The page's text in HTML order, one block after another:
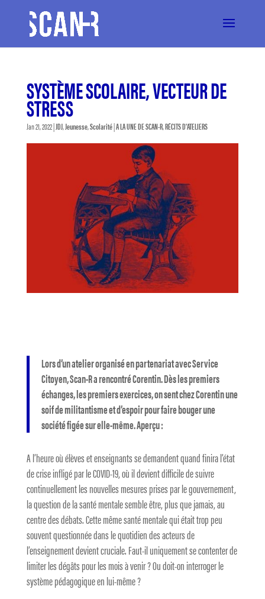
SYSTÈME SCOLAIRE, VECTEUR DE
STRESS
Jan 21, 2022|JDJ,Jeunesse,Scolarité|A LA UNE DE SCAN-R,RÉCITS D'ATELIERS
Lors d’un atelier organisé en partenariat avec Service
Citoyen, Scan-R a rencontré Corentin. Dès les premiers
échanges, les premiers exercices, on sent chez Corentin une
soif de militantisme et d’espoir pour faire bouger une
société figée sur elle-même. Aperçu :
A l’heure où élèves et enseignants se demandent quand finira l’état
de crise infligé par le COVID-19, où il devient difficile de suivre
continuellement les nouvelles mesures prises par le gouvernement,
la question de la santé mentale semble être, plus que jamais, au
centre des débats. Cette même santé mentale qui était trop peu
souvent questionnée dans le quotidien des acteurs de
l’enseignement devient cruciale. Faut-il uniquement se contenter de
limiter les dégâts pour les mois à venir ? Ou doit-on interroger le
système pédagogique en lui-même ?